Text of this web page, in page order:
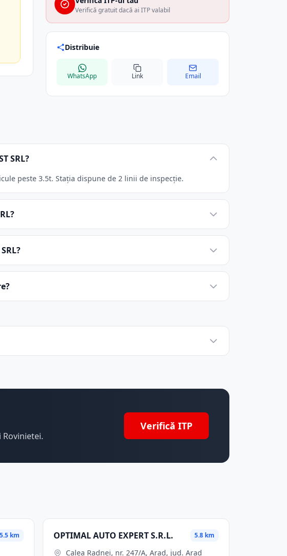
Verifică gratuit dacă ai ITP valabil
Distribuie
WhatsApp Link Email
SRL?
peste 3.5t. Stația dispune de 2 linii de inspecție.
Verifică ITP
5.5 km OPTIMAL AUTO EXPERT S.R.L. 5.8 km
Calea Radnei, nr. 247/A, Arad, jud. Arad